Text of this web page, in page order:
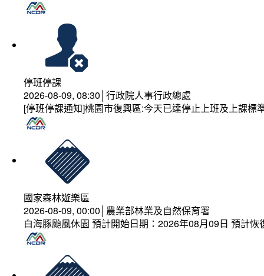
停班停課
2026-08-09, 08:30│行政院人事行政總處
[停班停課通知]桃園市復興區:今天已達停止上班及上課
國家森林遊樂區
2026-08-09, 00:00│農業部林業及自然保育署
白海豚颱風休園 預計開始日期：2026年08月09日 預計